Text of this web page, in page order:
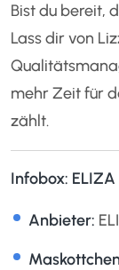
Bist du bereit,
Lass dir von
mehr Zeit für
zählt.
Infobox:
Anbieter: